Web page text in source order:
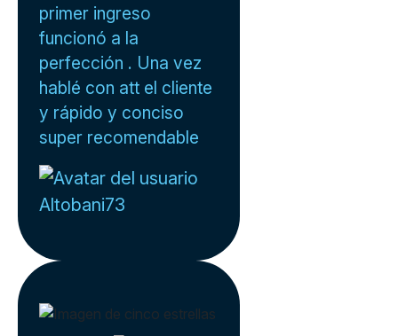
primer ingreso
funcionó a la
perfección . Una vez
hablé con att el cliente
y rápido y conciso
super recomendable
Altobani73